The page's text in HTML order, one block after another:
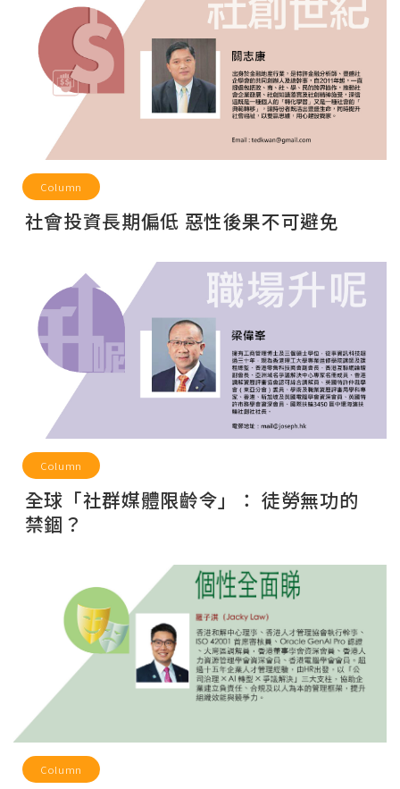
Column
社會投資長期偏低 惡性後果不可避免
Column
全球「社群媒體限齡令」： 徒勞無功的
禁錮？
Column